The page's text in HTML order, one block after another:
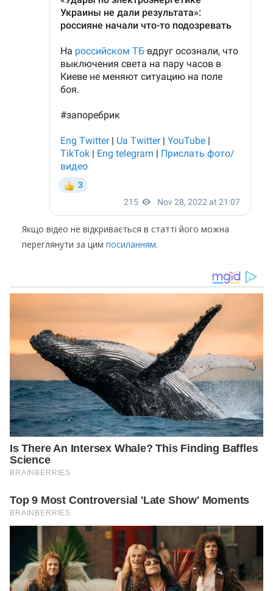
Якщо відео не відкривається в статті його можна
переглянути за цим посиланням.